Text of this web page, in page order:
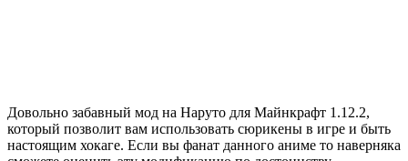
Довольно забавный мод на Наруто для Майнкрафт 1.12.2,
который позволит вам использовать сюрикены в игре и быть
настоящим хокаге. Если вы фанат данного аниме то наверняка